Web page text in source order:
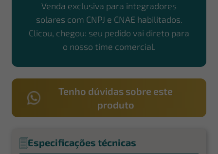
Venda exclusiva para integradores
solares com CNPJ e CNAE habilitados.
Clicou, chegou: seu pedido vai direto para
o nosso time comercial.
Tenho dúvidas sobre este
produto
Especificações técnicas